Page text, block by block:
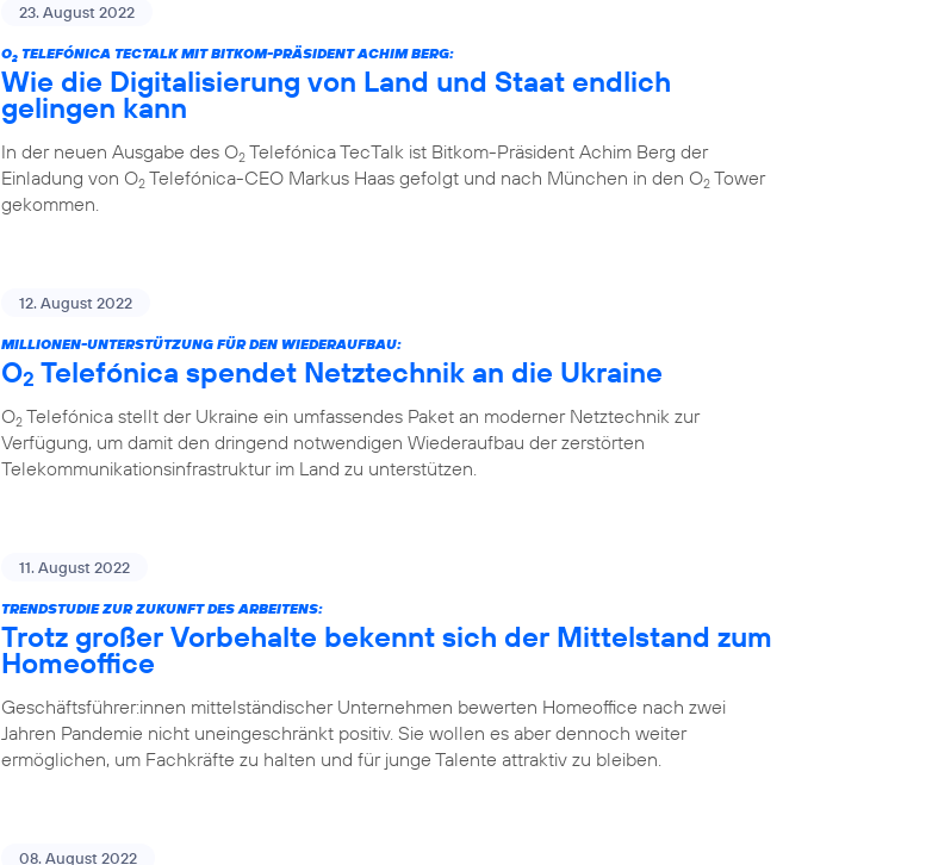
23. August 2022
O2 TELEFÓNICA TECTALK MIT BITKOM-PRÄSIDENT ACHIM BERG:
Wie die Digitalisierung von Land und Staat endlich
gelingen kann
In der neuen Ausgabe des O2 Telefónica TecTalk ist Bitkom-Präsident Achim Berg der
Einladung von O2 Telefónica-CEO Markus Haas gefolgt und nach München in den O2 Tower
gekommen.
12. August 2022
MILLIONEN-UNTERSTÜTZUNG FÜR DEN WIEDERAUFBAU:
O2 Telefónica spendet Netztechnik an die Ukraine
O2 Telefónica stellt der Ukraine ein umfassendes Paket an moderner Netztechnik zur
Verfügung, um damit den dringend notwendigen Wiederaufbau der zerstörten
Telekommunikationsinfrastruktur im Land zu unterstützen.
11. August 2022
TRENDSTUDIE ZUR ZUKUNFT DES ARBEITENS:
Trotz großer Vorbehalte bekennt sich der Mittelstand zum
Homeoffice
Geschäftsführer:innen mittelständischer Unternehmen bewerten Homeoffice nach zwei
Jahren Pandemie nicht uneingeschränkt positiv. Sie wollen es aber dennoch weiter
ermöglichen, um Fachkräfte zu halten und für junge Talente attraktiv zu bleiben.
08. August 2022